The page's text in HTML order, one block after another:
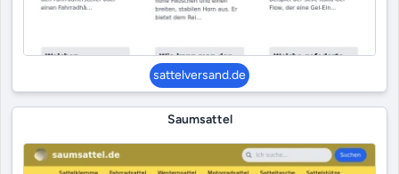
sattelversand.de
Saumsattel